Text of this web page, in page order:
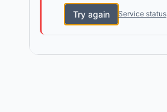
Try again Service status